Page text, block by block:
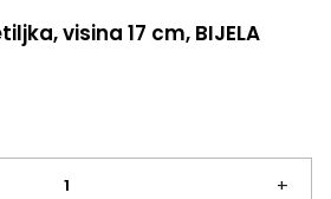
visina 17 cm, BIJELA
+